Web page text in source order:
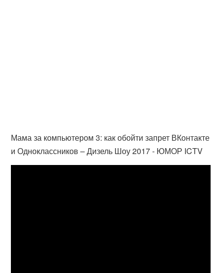
Мама за компьютером 3: как обойти запрет ВКонтакте
и Одноклассников – Дизель Шоу 2017 - ЮМОР ICTV